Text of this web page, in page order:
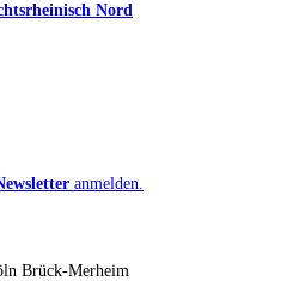
Nord
anmelden.
Brück-Merheim